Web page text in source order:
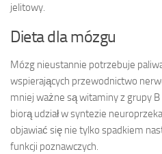
jelitowy.
Dieta dla mózgu
Mózg nieustannie potrzebuje
wspierających przewodnictwo
mniej ważne są witaminy z grupy
biorą udział w syntezie
objawiać się nie tylko spadkiem
funkcji poznawczych.